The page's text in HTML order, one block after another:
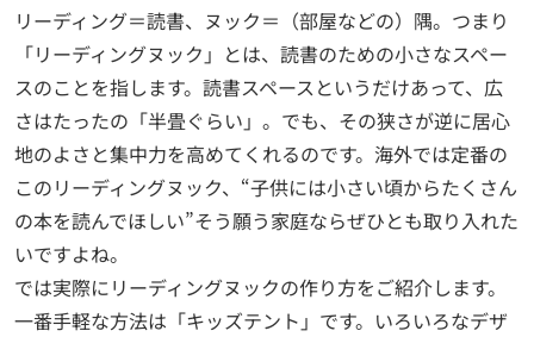
リーディング＝読書、ヌック＝（部屋などの）隅。つまり
「リーディングヌック」とは、読書のための小さなスペー
スのことを指します。読書スペースというだけあって、広
さはたったの「半畳ぐらい」。でも、その狭さが逆に居心
地のよさと集中力を高めてくれるのです。海外では定番の
このリーディングヌック、“子供には小さい頃からたくさん
の本を読んでほしい”そう願う家庭ならぜひとも取り入れた
いですよね。
では実際にリーディングヌックの作り方をご紹介します。
一番手軽な方法は「キッズテント」です。いろいろなデザ